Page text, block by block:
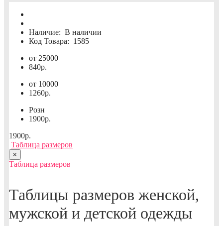
Наличие: В наличии
Код Товара: 1585
от 25000
840р.
от 10000
1260р.
Розн
1900р.
1900р.
Таблица размеров
×
Таблица размеров
Таблицы размеров женской,
мужской и детской одежды